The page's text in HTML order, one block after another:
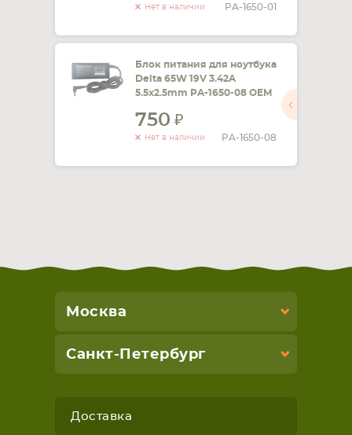
Нет в наличии PA-1650-01
Блок питания для ноутбука
Delta 65W 19V 3.42A
5.5x2.5mm PA-1650-08 OEM
750
Нет в наличии PA-1650-08
Москва
Санкт-Петербург
Доставка